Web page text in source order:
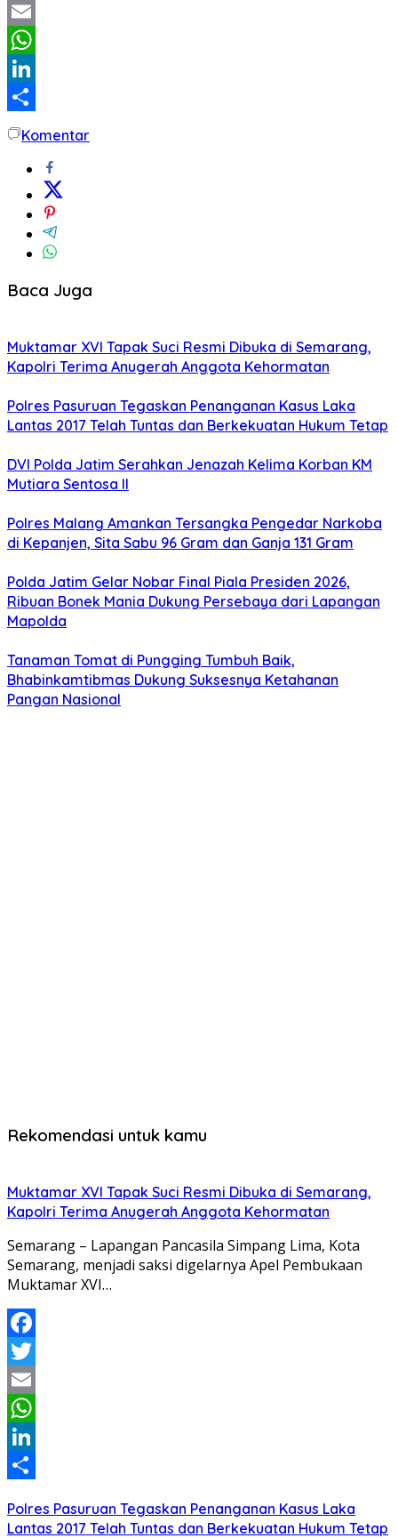
Twitter
Email
WhatsApp
LinkedIn
ShareKomentar
Baca Juga
Muktamar XVI Tapak Suci Resmi Dibuka di Semarang,
Kapolri Terima Anugerah Anggota Kehormatan
Polres Pasuruan Tegaskan Penanganan Kasus Laka
Lantas 2017 Telah Tuntas dan Berkekuatan Hukum Tetap
DVI Polda Jatim Serahkan Jenazah Kelima Korban KM
Mutiara Sentosa II
Polres Malang Amankan Tersangka Pengedar Narkoba
di Kepanjen, Sita Sabu 96 Gram dan Ganja 131 Gram
Polda Jatim Gelar Nobar Final Piala Presiden 2026,
Ribuan Bonek Mania Dukung Persebaya dari Lapangan
Mapolda
Tanaman Tomat di Pungging Tumbuh Baik,
Bhabinkamtibmas Dukung Suksesnya Ketahanan
Pangan Nasional
Rekomendasi untuk kamu
Muktamar XVI Tapak Suci Resmi Dibuka di Semarang,
Kapolri Terima Anugerah Anggota Kehormatan
Semarang – Lapangan Pancasila Simpang Lima, Kota
Semarang, menjadi saksi digelarnya Apel Pembukaan
Muktamar XVI…
Facebook
Twitter
Email
WhatsApp
LinkedIn
Polres Pasuruan Tegaskan Penanganan Kasus Laka
Lantas 2017 Telah Tuntas dan Berkekuatan Hukum Tetap